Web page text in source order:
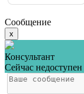
Сообщение
x
Консультант
Сейчас недоступен